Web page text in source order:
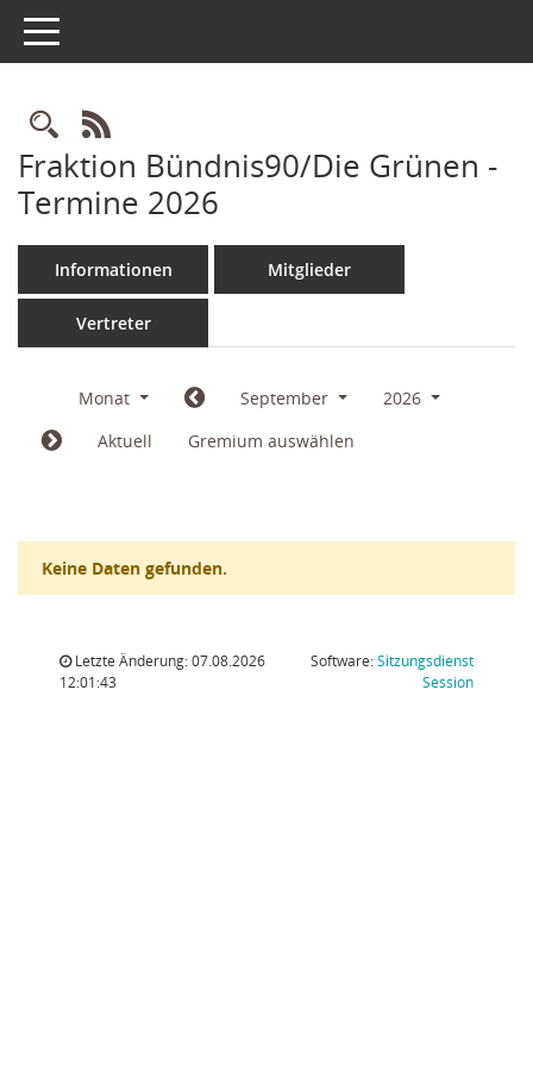
Toggle navigation
Rechercheauswahl
RSS-Feed
Fraktion Bündnis90/Die Grünen -
Termine 2026
Informationen Mitglieder
Vertreter
Monat September
2026
Aktuell
Gremium auswählen
Keine Daten gefunden.
Letzte Änderung: 07.08.2026
12:01:43
Software:Sitzungsdienst
Session(Wird in